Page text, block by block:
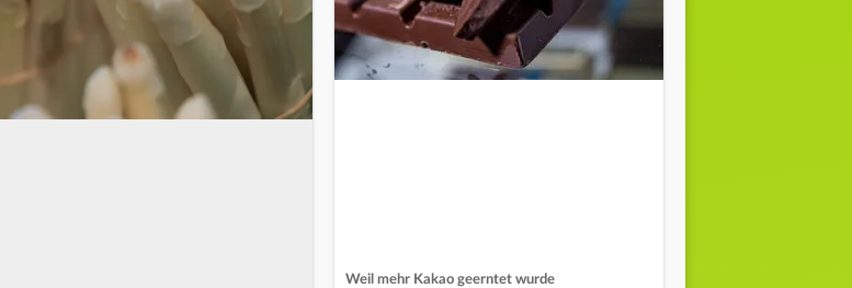
Weil mehr Kakao geerntet wurde